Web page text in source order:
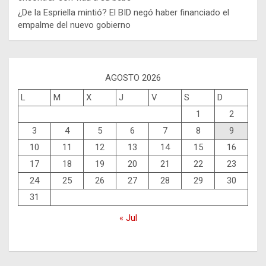
¿De la Espriella mintió? El BID negó haber financiado el
empalme del nuevo gobierno
AGOSTO 2026
L
M X J V S
D
1
2
3
4 5 6 7 8
9
10
11 12 13 14 15
16
17
18 19 20 21 22
23
24
25 26 27 28 29
30
31
« Jul